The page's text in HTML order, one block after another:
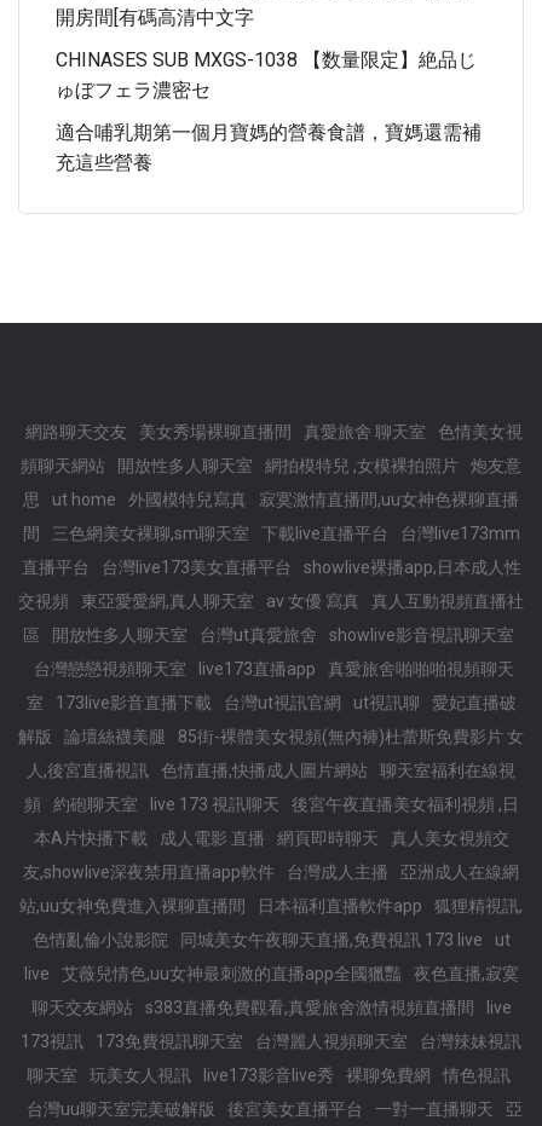
開房間[有碼高清中文字
CHINASES SUB MXGS-1038 【数量限定】絶品じ
ゅぼフェラ濃密セ
適合哺乳期第一個月寶媽的營養食譜，寶媽還需補
充這些營養
網路聊天交友 美女秀場裸聊直播間 真愛旅舍 聊天室
色情美女視
頻聊天網站
開放性多人聊天室 網拍模特兒 ,女模裸拍照片
炮友意
思
ut home 外國模特兒寫真
寂寞激情直播間,uu女神色裸聊直播
間
三色網美女裸聊,sm聊天室 下載live直播平台
台灣live173mm
直播平台
台灣live173美女直播平台
showlive裸播app,日本成人性
交視頻
東亞愛愛網,真人聊天室 av 女優 寫真
真人互動視頻直播社
區
開放性多人聊天室 台灣ut真愛旅舍
showlive影音視訊聊天室
台灣戀戀視頻聊天室
live173直播app
真愛旅舍啪啪啪視頻聊天
室
173live影音直播下載 台灣ut視訊官網 ut視訊聊
愛妃直播破
解版
論壇絲襪美腿
85街-裸體美女視頻(無內褲)杜蕾斯免費影片 女
人,後宮直播視訊
色情直播,快播成人圖片網站
聊天室福利在線視
頻
約砲聊天室 live 173 視訊聊天
後宮午夜直播美女福利視頻 ,日
本A片快播下載
成人電影 直播 網頁即時聊天
真人美女視頻交
友,showlive深夜禁用直播app軟件
台灣成人主播
亞洲成人在線網
站,uu女神免費進入裸聊直播間
日本福利直播軟件app
狐狸精視訊,
色情亂倫小說影院
同城美女午夜聊天直播,免費視訊 173 live
ut
live
艾薇兒情色,uu女神最刺激的直播app全國獵豔
夜色直播,寂寞
聊天交友網站
s383直播免費觀看,真愛旅舍激情視頻直播間
live
173視訊
173免費視訊聊天室 台灣麗人視頻聊天室
台灣辣妹視訊
聊天室
玩美女人視訊 live173影音live秀 裸聊免費網
情色視訊
台灣uu聊天室完美破解版
後宮美女直播平台 一對一直播聊天 亞